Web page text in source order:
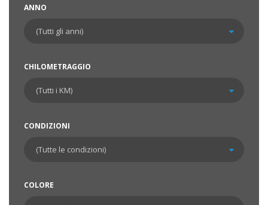
ANNO
CHILOMETRAGGIO
CONDIZIONI
COLORE